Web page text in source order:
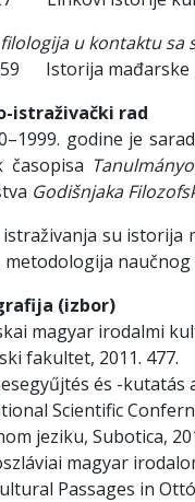
u kontaktu
Istorija
istraživački rad
godine je
časopisa
Godišnjaka
su istorija
metodologija naučnog
(izbor)
magyar irodalmi
fakultet, 2011. 477.
és -kutatás
Scientific
jeziku, Subotica,
magyar
Passages in